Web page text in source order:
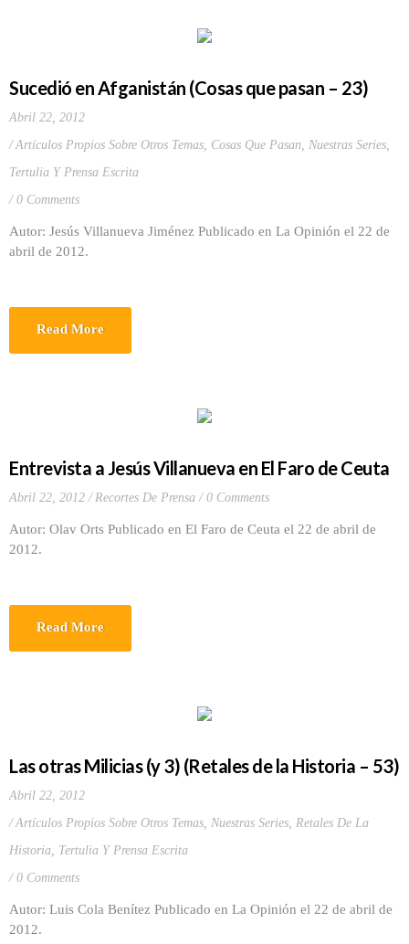
Sucedió en Afganistán (Cosas que pasan – 23)
Abril 22, 2012
Artículos Propios Sobre Otros Temas, Cosas Que Pasan, Nuestras Series,
Tertulia Y Prensa Escrita
0 Comments
Autor: Jesús Villanueva Jiménez Publicado en La Opinión el 22 de
abril de 2012.
Read More
Entrevista a Jesús Villanueva en El Faro de Ceuta
Abril 22, 2012 Recortes De Prensa 0 Comments
Autor: Olav Orts Publicado en El Faro de Ceuta el 22 de abril de
2012.
Read More
Las otras Milicias (y 3) (Retales de la Historia – 53)
Abril 22, 2012
Artículos Propios Sobre Otros Temas, Nuestras Series, Retales De La
Historia, Tertulia Y Prensa Escrita
0 Comments
Autor: Luis Cola Benítez Publicado en La Opinión el 22 de abril de
2012.